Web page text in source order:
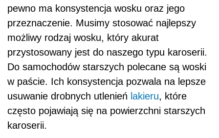
pewno ma konsystencja wosku oraz jego
przeznaczenie. Musimy stosować najlepszy
możliwy rodzaj wosku, który akurat
przystosowany jest do naszego typu karoserii.
Do samochodów starszych polecane są woski
w paście. Ich konsystencja pozwala na lepsze
usuwanie drobnych utlenień lakieru, które
często pojawiają się na powierzchni starszych
karoserii.